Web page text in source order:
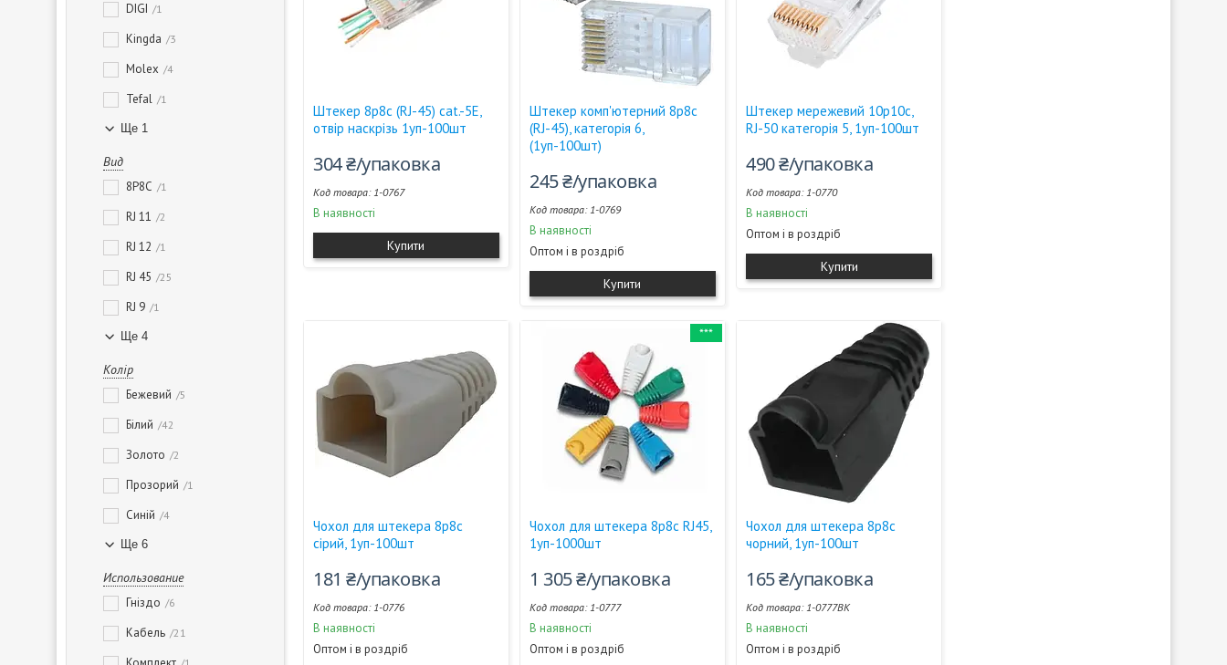
DIGI 1
Kingda 3
Molex 4
Tefal 1
Ще 1
Вид
8P8C 1
RJ 11 2
RJ 12 1
RJ 45 25
RJ 9 1
Ще 4
Колір
Бежевий 5
Білий 42
Золото 2
Прозорий 1
Синій 4
Ще 6
Использование
Гніздо 6
Кабель 21
Штекер 8р8с (RJ-45) cat.-5E,
отвір наскрізь 1уп-100шт
304 ₴/упаковка
1-0767
В наявності
Купити
Штекер комп'ютерний 8р8с
(RJ-45), категорія 6,
(1уп-100шт)
245 ₴/упаковка
1-0769
В наявності
Оптом і в роздріб
Купити
Штекер мережевий 10p10c,
RJ-50 категорія 5, 1уп-100шт
490 ₴/упаковка
1-0770
В наявності
Оптом і в роздріб
Купити
Чохол для штекера 8р8с
сірий, 1уп-100шт
181 ₴/упаковка
1-0776
В наявності
Оптом і в роздріб
***
Чохол для штекера 8р8с RJ45,
1уп-1000шт
1 305 ₴/упаковка
1-0777
В наявності
Оптом і в роздріб
Чохол для штекера 8р8с
чорний, 1уп-100шт
165 ₴/упаковка
1-0777BK
В наявності
Оптом і в роздріб